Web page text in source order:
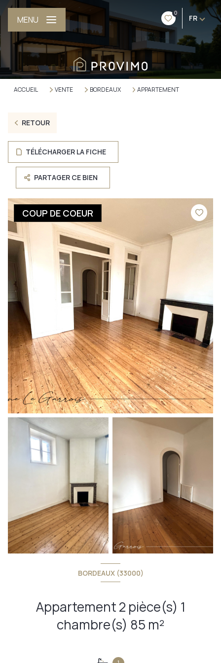
0
FR
MENU
ACCUEIL VENTE BORDEAUX APPARTEMENT
RETOUR
TÉLÉCHARGER LA FICHE
PARTAGER CE BIEN
COUP DE COEUR
BORDEAUX (33000)
Appartement 2 pièce(s) 1
chambre(s) 85 m²